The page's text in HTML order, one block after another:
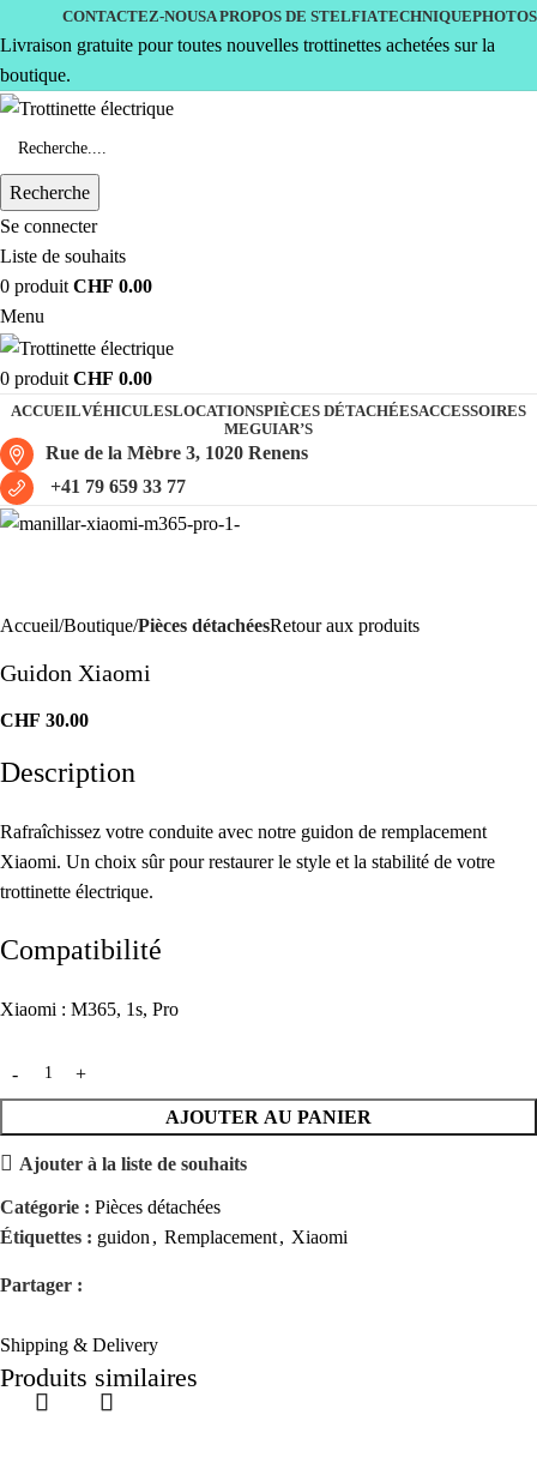
CONTACTEZ-NOUSA PROPOS DE STELFIATECHNIQUEPHOTOS
Livraison gratuite pour toutes nouvelles trottinettes achetées sur la
boutique.
Recherche
Se connecter
Liste de souhaits
0 produit CHF 0.00
Menu
0 produit CHF 0.00
ACCUEILVÉHICULESLOCATIONSPIÈCES DÉTACHÉESACCESSOIRES
MEGUIAR’S
Rue de la Mèbre 3, 1020 Renens
+41 79 659 33 77
Accueil Boutique Pièces détachéesRetour aux produits
Guidon Xiaomi
CHF 30.00
Description
Rafraîchissez votre conduite avec notre guidon de remplacement
Xiaomi. Un choix sûr pour restaurer le style et la stabilité de votre
trottinette électrique.
Compatibilité
Xiaomi : M365, 1s, Pro
AJOUTER AU PANIER
Ajouter à la liste de souhaits
Catégorie : Pièces détachées
Étiquettes : guidon , Remplacement, Xiaomi
Partager :
Shipping & Delivery
Produits similaires